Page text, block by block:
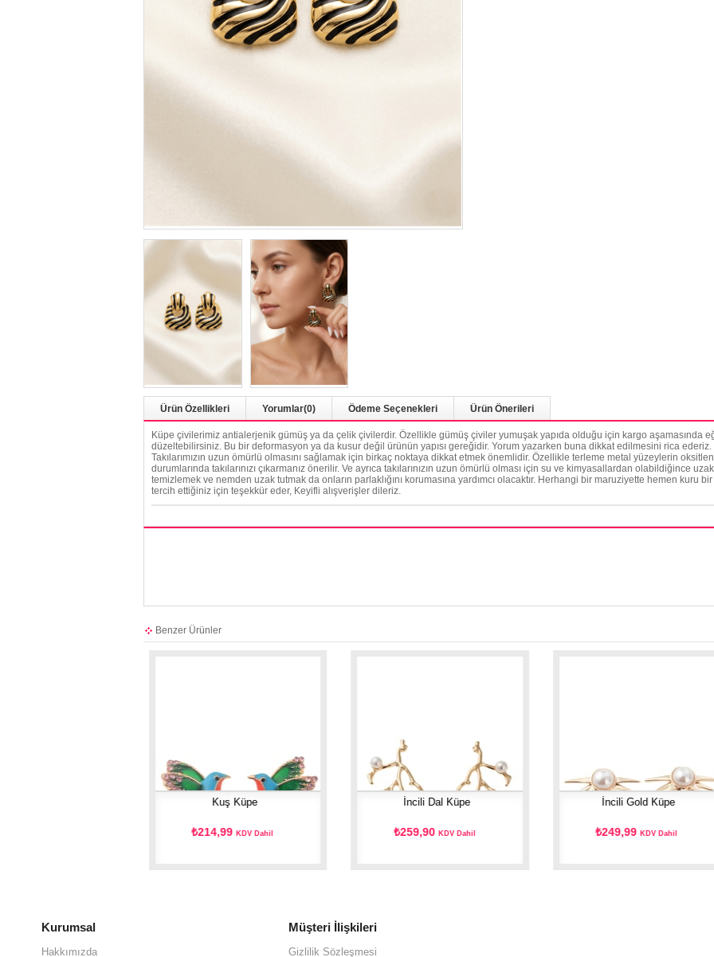
Ürün Özellikleri Yorumlar(0) Ödeme Seçenekleri Ürün Önerileri
Küpe çivilerimiz antialerjenik gümüş ya da çelik çivilerdir. Özellikle gümüş çiviler yumuşak yapıda olduğu için kargo aşamasında
düzeltebilirsiniz. Bu bir deformasyon ya da kusur değil ürünün yapısı gereğidir. Yorum yazarken buna dikkat edilmesini rica
Takılarımızın uzun ömürlü olmasını sağlamak için birkaç noktaya dikkat etmek önemlidir. Özellikle terleme metal yüzeylerin
durumlarında takılarınızı çıkarmanız önerilir. Ve ayrıca takılarınızın uzun ömürlü olması için su ve kimyasallardan olabildiğince uzak
temizlemek ve nemden uzak tutmak da onların parlaklığını korumasına yardımcı olacaktır. Herhangi bir maruziyette hemen kuru
tercih ettiğiniz için teşekkür eder, Keyifli alışverişler dileriz.
Benzer Ürünler
Kuş Küpe
₺214,99KDV Dahil
İncili Dal Küpe
₺259,90KDV Dahil
İncili Gold Küpe
₺249,99KDV Dahil
Kurumsal
Hakkımızda
Müşteri İlişkileri
Gizlilik Sözleşmesi